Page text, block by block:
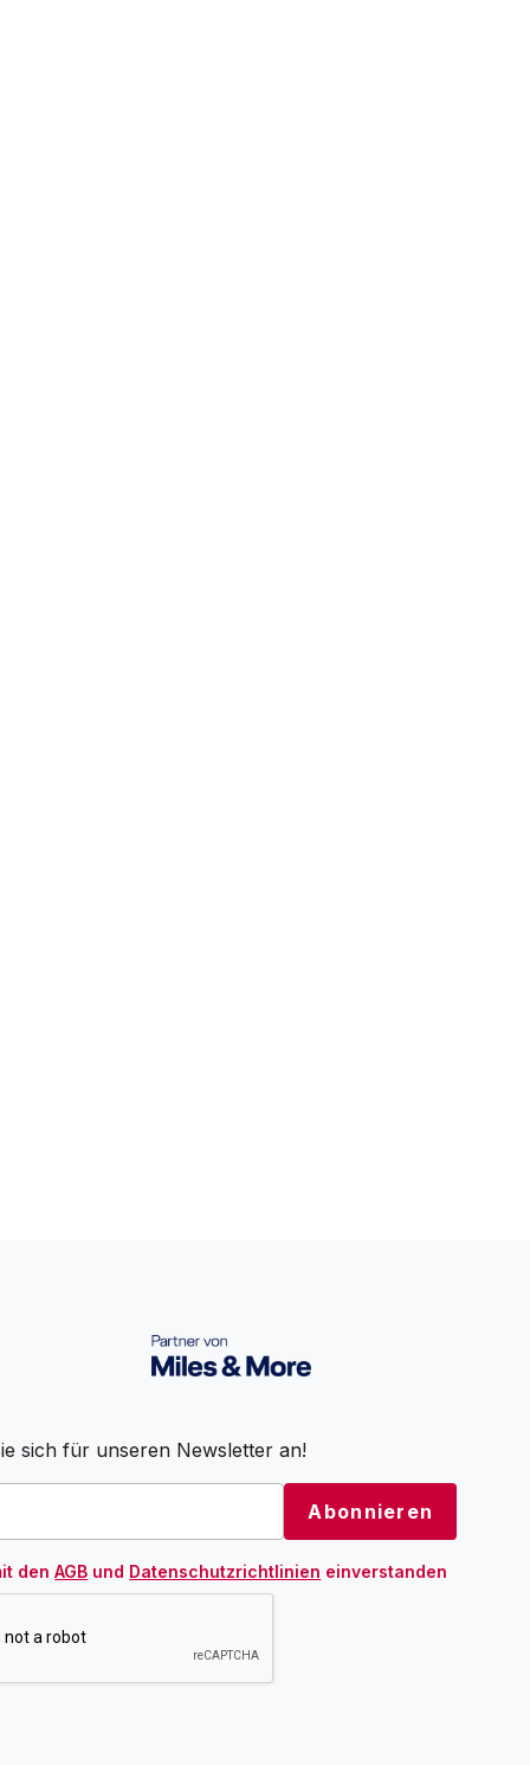
sich für unseren Newsletter an!
denAGB und Datenschutzrichtlinien einverstanden